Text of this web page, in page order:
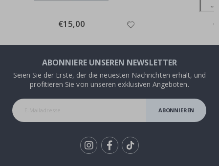
Special
Price
€15,00
ABONNIERE UNSEREN NEWSLETTER
Seien Sie der Erste, der die neuesten Nachrichten erhält, und
profitieren Sie von unseren exklusiven Angeboten.
ABONNIEREN